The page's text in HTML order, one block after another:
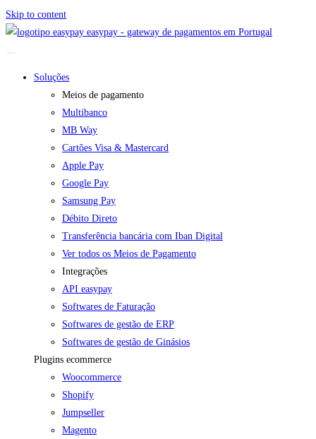
Skip to content
easypay - gateway de pagamentos em Portugal
Soluções
Meios de pagamento
Multibanco
MB Way
Cartões Visa & Mastercard
Apple Pay
Google Pay
Samsung Pay
Débito Direto
Transferência bancária com Iban Digital
Ver todos os Meios de Pagamento
Integrações
API easypay
Softwares de Faturação
Softwares de gestão de ERP
Softwares de gestão de Ginásios
Plugins ecommerce
Woocommerce
Shopify
Jumpseller
Magento